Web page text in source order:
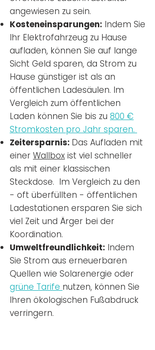
angewiesen zu sein.
Kosteneinsparungen: Indem Sie
Ihr Elektrofahrzeug zu Hause
aufladen, können Sie auf lange
Sicht Geld sparen, da Strom zu
Hause günstiger ist als an
öffentlichen Ladesäulen. Im
Vergleich zum öffentlichen
Laden können Sie bis zu 800 €
Stromkosten pro Jahr sparen.
Zeitersparnis: Das Aufladen mit
einer Wallbox ist viel schneller
als mit einer klassischen
Steckdose. Im Vergleich zu den
- oft überfüllten - öffentlichen
Ladestationen ersparen Sie sich
viel Zeit und Ärger bei der
Koordination.
Umweltfreundlichkeit: Indem
Sie Strom aus erneuerbaren
Quellen wie Solarenergie oder
grüne Tarife nutzen, können Sie
Ihren ökologischen Fußabdruck
verringern.